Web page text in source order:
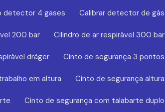
detector 4 gases Calibrar detector de gás
200 bar Cilindro de ar respirável 300 bar
dräger Cinto de segurança 3 pontos
em altura Cinto de segurança altura
Cinto de segurança com talabarte duplo